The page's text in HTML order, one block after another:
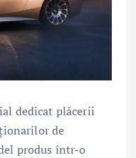
dedicat plăcerii
de
produs într-o